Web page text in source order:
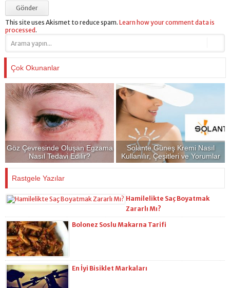
This site uses Akismet to reduce spam. Learn how your comment data is
processed.
Çok Okunanlar
Göz Çevresinde Oluşan Egzama
Nasıl Tedavi Edilir?
Solante Güneş Kremi Nasıl
Kullanılır, Çeşitleri ve Yorumlar
Rastgele Yazılar
Hamilelikte Saç Boyatmak
Zararlı Mı?
Bolonez Soslu Makarna Tarifi
En İyi Bisiklet Markaları